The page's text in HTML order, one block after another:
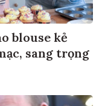
blouse kẻ
sang trọng